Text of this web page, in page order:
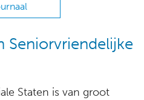
Seniorvriendelijke
Staten is van groot